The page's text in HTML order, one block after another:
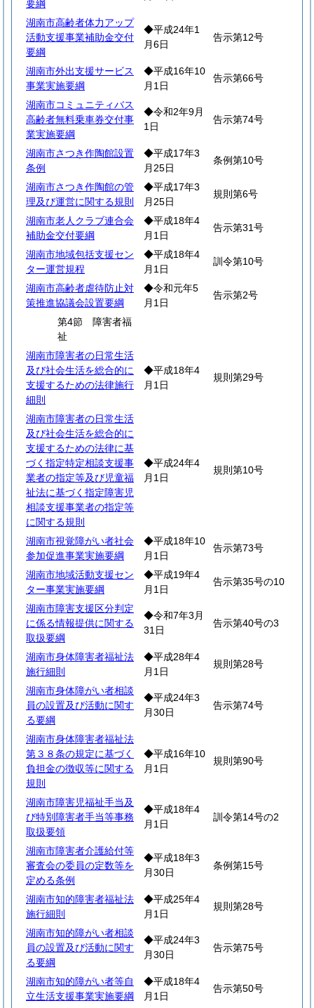
要綱
湖南市高齢者体力アップ
活動支援事業補助金交付
要綱
◆平成24年1
月6日
告示第12号
湖南市外出支援サービス
事業実施要綱
◆平成16年10
月1日
告示第66号
湖南市コミュニティバス
高齢者無料乗車券交付事
業実施要綱
◆令和2年9月
1日
告示第74号
湖南市さつき作陶館設置
条例
◆平成17年3
月25日
条例第10号
湖南市さつき作陶館の管
理及び運営に関する規則
◆平成17年3
月25日
規則第6号
湖南市老人クラブ連合会
補助金交付要綱
◆平成18年4
月1日
告示第31号
湖南市地域包括支援セン
ター運営規程
◆平成18年4
月1日
訓令第10号
湖南市高齢者虐待防止対
策推進協議会設置要綱
◆令和元年5
月1日
告示第2号
第4節 障害者福
祉
湖南市障害者の日常生活
及び社会生活を総合的に
支援するための法律施行
細則
◆平成18年4
月1日
規則第29号
湖南市障害者の日常生活
及び社会生活を総合的に
支援するための法律に基
づく指定特定相談支援事
業者の指定等及び児童福
祉法に基づく指定障害児
相談支援事業者の指定等
に関する規則
◆平成24年4
月1日
規則第10号
湖南市視覚障がい者社会
参加促進事業実施要綱
◆平成18年10
月1日
告示第73号
湖南市地域活動支援セン
ター事業実施要綱
◆平成19年4
月1日
告示第35号の10
湖南市障害支援区分判定
に係る情報提供に関する
取扱要綱
◆令和7年3月
31日
告示第40号の3
湖南市身体障害者福祉法
施行細則
◆平成28年4
月1日
規則第28号
湖南市身体障がい者相談
員の設置及び活動に関す
る要綱
◆平成24年3
月30日
告示第74号
湖南市身体障害者福祉法
第３８条の規定に基づく
負担金の徴収等に関する
規則
◆平成16年10
月1日
規則第90号
湖南市障害児福祉手当及
び特別障害者手当等事務
取扱要領
◆平成18年4
月1日
訓令第14号の2
湖南市障害者介護給付等
審査会の委員の定数等を
定める条例
◆平成18年3
月30日
条例第15号
湖南市知的障害者福祉法
施行細則
◆平成25年4
月1日
規則第28号
湖南市知的障がい者相談
員の設置及び活動に関す
る要綱
◆平成24年3
月30日
告示第75号
湖南市知的障がい者等自
立生活支援事業実施要綱
◆平成18年4
月1日
告示第50号